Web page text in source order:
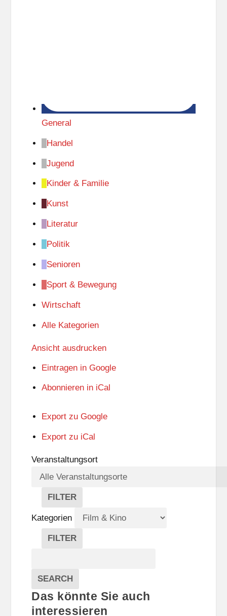
General
Handel
Jugend
Kinder & Familie
Kunst
Literatur
Politik
Senioren
Sport & Bewegung
Wirtschaft
Alle Kategorien
Ansicht ausdrucken
Eintragen in Google
Abonnieren in iCal
Export zu Google
Export zu iCal
Veranstaltungsort
FILTER
V
E
R
A
A
L
T
U
Kategorien
FILTER
E
G
O
R
Veranstaltungen
SEARCH
Das könnte Sie auch
interessieren